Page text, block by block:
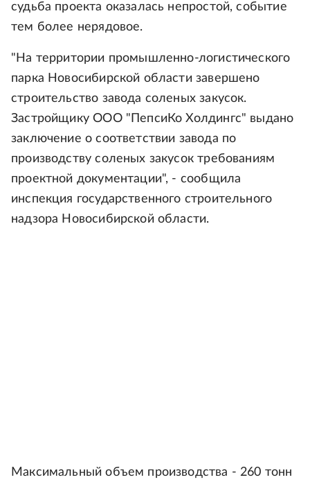
судьба проекта оказалась непростой, событие
тем более нерядовое.
"На территории промышленно-логистического
парка Новосибирской области завершено
строительство завода соленых закусок.
Застройщику ООО "ПепсиКо Холдингс" выдано
заключение о соответствии завода по
производству соленых закусок требованиям
проектной документации", - сообщила
инспекция государственного строительного
надзора Новосибирской области.
Максимальный объем производства - 260 тонн